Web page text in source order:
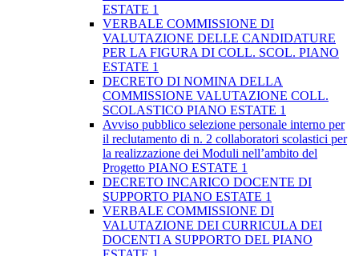
ESTATE 1
VERBALE COMMISSIONE DI
VALUTAZIONE DELLE CANDIDATURE
PER LA FIGURA DI COLL. SCOL. PIANO
ESTATE 1
DECRETO DI NOMINA DELLA
COMMISSIONE VALUTAZIONE COLL.
SCOLASTICO PIANO ESTATE 1
Avviso pubblico selezione personale interno per
il reclutamento di n. 2 collaboratori scolastici per
la realizzazione dei Moduli nell’ambito del
Progetto PIANO ESTATE 1
DECRETO INCARICO DOCENTE DI
SUPPORTO PIANO ESTATE 1
VERBALE COMMISSIONE DI
VALUTAZIONE DEI CURRICULA DEI
DOCENTI A SUPPORTO DEL PIANO